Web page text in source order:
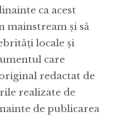
ca acest
mainstream și să
locale și
care
redactat de
realizate de
de publicarea